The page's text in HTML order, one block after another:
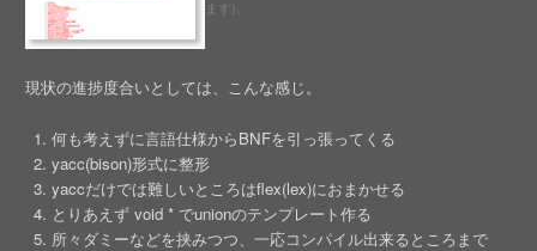
ます)。
現状の進捗度合いとしては、こんな感じ。
何も考えずに言語仕様からBNFを引っ張ってくる
yacc(bison)形式に整形
yaccだけでは難しいところはflex(lex)におまかせる
とりあえず void * でunionのテンプレート作る
所々ダミーなどを挟みつつ、一応コンパイル出来るところまで